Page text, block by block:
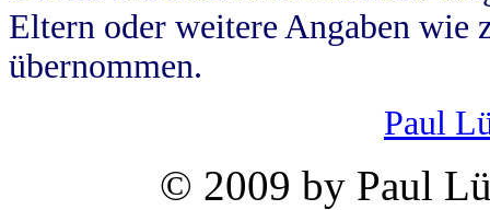
Eltern oder weitere Angaben wie
übernommen.
Paul
© 2009 by Paul